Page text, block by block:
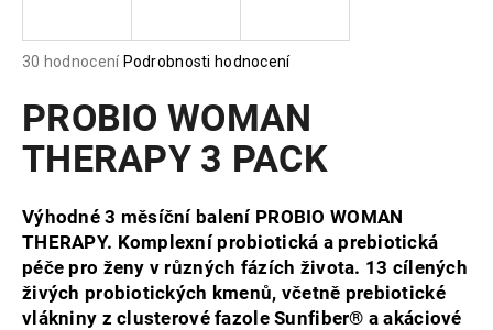
Průměrné
produktu
je
5,0
hvězdiček.
30 hodnocení Podrobnosti hodnocení
PROBIO WOMAN
THERAPY 3 PACK
Výhodné 3 měsíční balení PROBIO WOMAN
THERAPY. Komplexní probiotická a prebiotická
péče pro ženy v různých fázích života. 13 cílených
živých probiotických kmenů, včetně prebiotické
vlákniny z clusterové fazole Sunfiber® a akáciové
j
t
?
HLEDAT